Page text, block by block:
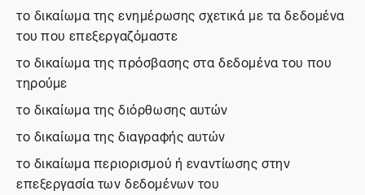
το δικαίωμα της ενημέρωσης σχετικά με τα δεδομένα
του που επεξεργαζόμαστε
το δικαίωμα της πρόσβασης στα δεδομένα του που
τηρούμε
το δικαίωμα της διόρθωσης αυτών
το δικαίωμα της διαγραφής αυτών
το δικαίωμα περιορισμού ή εναντίωσης στην
επεξεργασία των δεδομένων του